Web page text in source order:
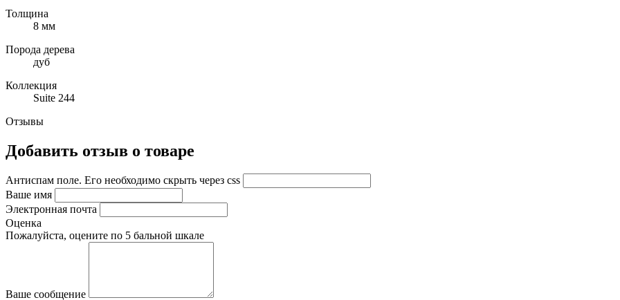
Толщина
8 мм
Порода дерева
дуб
Коллекция
Suite 244
Отзывы
Добавить отзыв о товаре
Антиспам поле. Его необходимо скрыть через css
Ваше имя
Электронная почта
Оценка
Пожалуйста, оцените по 5 бальной шкале
Ваше сообщение